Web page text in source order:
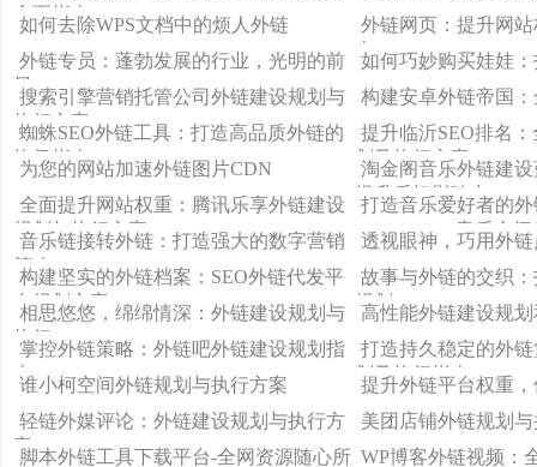
全面指南
如何去除WPS文档中的烦人外链
外链网页：提升网
南
外链专员：蓬勃发展的行业，光明的前
景
如何巧妙购买娃娃
搜索引擎营销托管公司外链建设规划与
执行方案
构建安卓外链帝国
蜘蛛SEO外链工具：打造高品质外链的
终极指南
提升临沂SEO排名
划及执行方案
为您的网站加速外链图片CDN
淘金阁音乐外链建
提升乐坛影响力
全面提升网站权重：腾讯乐享外链建设
规划与执行方案
打造音乐爱好者的
gladyoucame音乐空
音乐链接转外链：打造强大的数字营销
策略
透视眼神，巧用外
构建坚实的外链档案：SEO外链代发平
台规划方案
故事与外链的交织
规划
相思悠悠，绵绵情深：外链建设规划与
执行
高性能外链建设规
掌控外链策略：外链吧外链建设规划指
南
打造持久稳定的外
划及执行指南
谁小柯空间外链规划与执行方案
提升外链平台权重
轻链外媒评论：外链建设规划与执行方
案
美团店铺外链规划
脚本外链工具下载平台-全网资源随心所 WP博客外链视频：